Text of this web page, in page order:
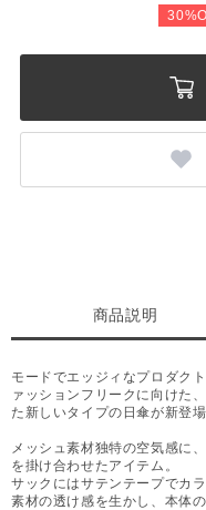
商品説明
モードでエッジィなプロダク
ァッションフリークに向けた
た新しいタイプの日傘が新登場
メッシュ素材独特の空気感に
を掛け合わせたアイテム。
サックにはサテンテープでカ
素材の透け感を生かし、本体